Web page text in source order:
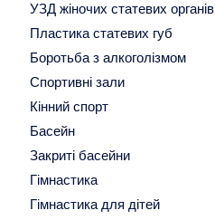
УЗД жіночих статевих органів
Пластика статевих губ
Боротьба з алкоголізмом
Спортивні зали
Кінний спорт
Басейн
Закриті басейни
Гімнастика
Гімнастика для дітей